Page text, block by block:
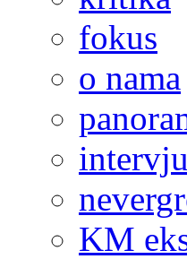
fokus
o nama
intervju
KM